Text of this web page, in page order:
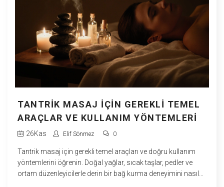
TANTRIK MASAJ İÇIN GEREKLI TEMEL
ARAÇLAR VE KULLANIM YÖNTEMLERI
26Kas Elif Sönmez 0
Tantrik masaj için gerekli temel araçları ve doğru kullanım
yöntemlerini öğrenin. Doğal yağlar, sıcak taşlar, pedler ve
ortam düzenleyicilerle derin bir bağ kurma deneyimini nasıl